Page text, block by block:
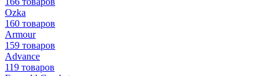
Ozka
160 товаров
Armour
159 товаров
Advance
119 товаров